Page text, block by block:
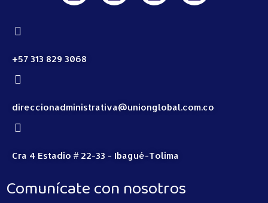
+57 313 829 3068
direccionadministrativa@unionglobal.com.co
Cra 4 Estadio # 22-33 - Ibagué-Tolima
Comunícate con nosotros